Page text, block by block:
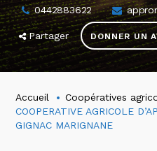
0442883622
Partager DONNER UN
Accueil
Coopératives
COOPERATIVE AGRICOLE
GIGNAC MARIGNANE